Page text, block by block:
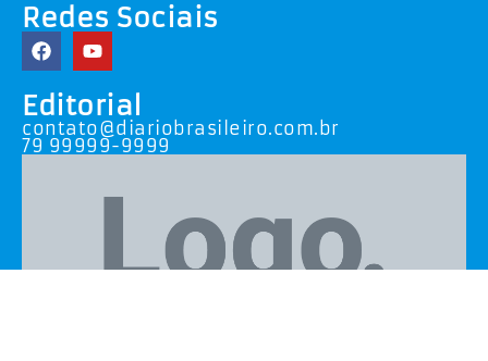
Redes Sociais
Editorial
contato@diariobrasileiro.com.br
79 99999-9999